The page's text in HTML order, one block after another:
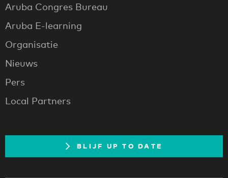
Aruba Congres Bureau
Aruba E-learning
Organisatie
Nieuws
Pers
Local Partners
BLIJF UP TO DATE